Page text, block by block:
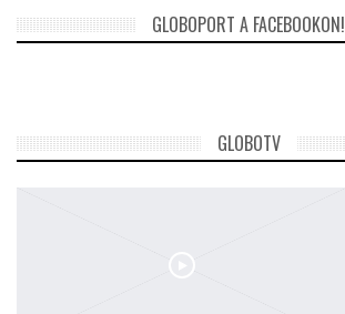
GLOBOPORT A FACEBOOKON!
GLOBOTV